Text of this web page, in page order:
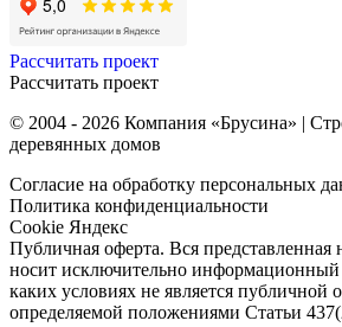
Рассчитать проект
Рассчитать проект
© 2004 - 2026 Компания «Брусина» |
деревянных домов
Согласие на обработку персональных
Политика конфиденциальности
Cookie Яндекс
Публичная оферта. Вся представленная
носит исключительно информационный
каких условиях не является публичной
определяемой положениями Статьи